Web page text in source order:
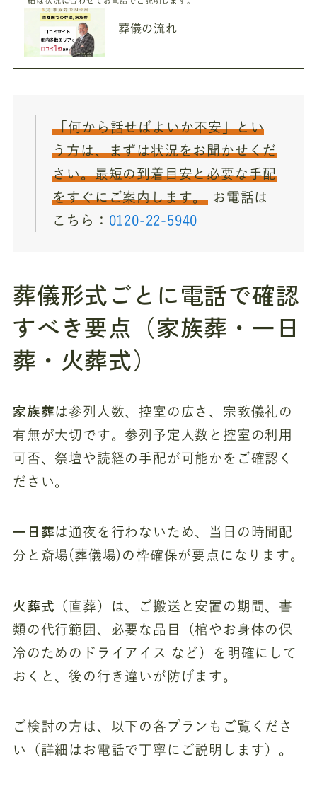
葬儀の流れ
「何から話せばよいか不安」とい
う方は、まずは状況をお聞かせくだ
さい。最短の到着目安と必要な手配
をすぐにご案内します。 お電話は
こちら： 0120-22-5940
葬儀形式ごとに電話で確認
すべき要点（家族葬・一日
葬・火葬式）
家族葬は参列人数、控室の広さ、宗教儀礼の
有無が大切です。参列予定人数と控室の利用
可否、祭壇や読経の手配が可能かをご確認く
ださい。
一日葬は通夜を行わないため、当日の時間配
分と斎場(葬儀場)の枠確保が要点になります。
火葬式 （直葬）は、ご搬送と安置の期間、書
類の代行範囲、必要な品目（棺やお身体の保
冷のためのドライアイス など）を明確にして
おくと、後の行き違いが防げます。
ご検討の方は、以下の各プランもご覧くださ
い（詳細はお電話で丁寧にご説明します）。